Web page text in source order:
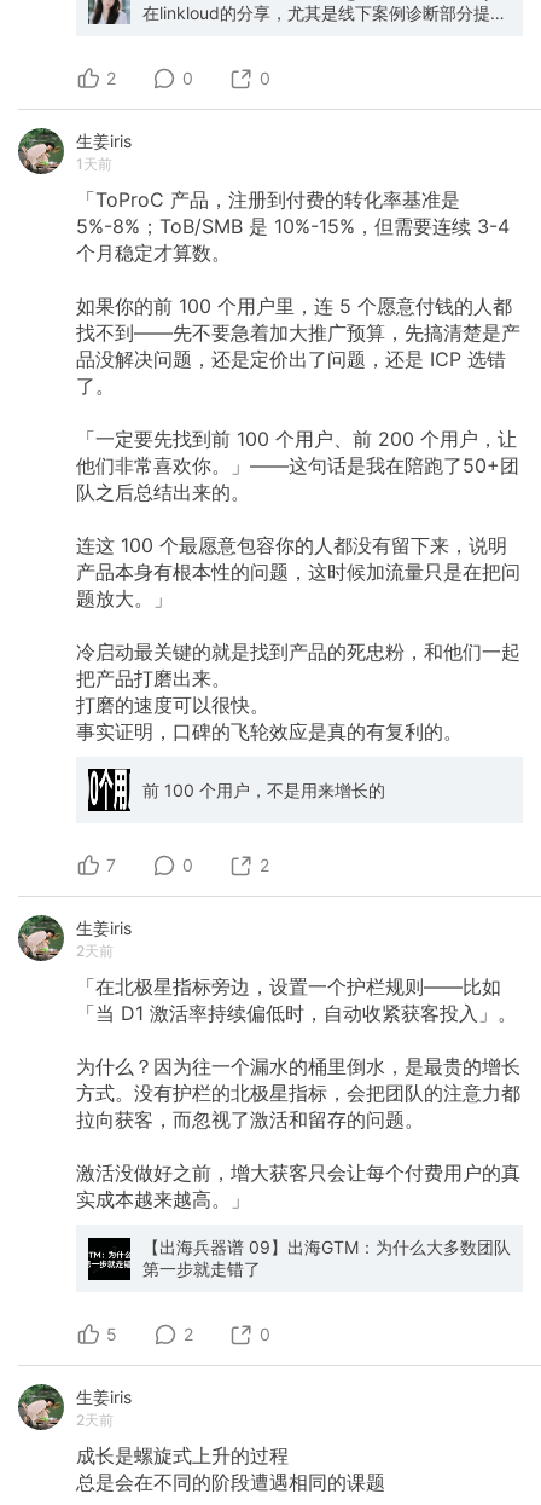
在linkloud的分享，尤其是线下案例诊断部分提到
上一些我的想法延伸。 核心约束​：$2,000 预算
insforge的竞品是Supabase，最近接触了很多产
品后真的会出现感觉全世界都跟自家是竞争关系
的感觉，回顾这点真的立马警醒。） 分析竞品官
网迭代历史和强调的核心切口 找出竞品在社媒
道和内容主题 （最近给别人做咨询也提出不要过
度发散研究的竞品渠道，收敛出最核心的深挖
先） 反向思考​： 竞品忽略的小众场景 = 你的蓝海
切口 竞品覆盖的宽泛词 = 你的长尾词机会 1.2 付
做调研，只要在产品外而非内部，没有付费用户
的数据支撑判断，很多分析出的“武器”都是空谈）
关键问题​（先分析现有/目标付费用户）： 他们是
谁​？（职位、公司规模、行业） 为什么付费​？
产品的入口） 使用场景是什么​？（具体的工作流
痛点） 输出​：免费用户 vs 付费用户是否同一群
体 如果不同 → 分别设计获客策略 如果相同 → 找
付费转化的触发点 1.3 场景精准化原则 问题​：
向下钻一级，找具体场景 泛化场景（竞争激烈）:
├─ 「长视频剪辑」 ├─ 「企业AI工具」 └─ 「内
容创作辅助」 具体场景（长尾词，易排名）: ├─
「电商商品宣传视频制作」 ├─ 「小红书卖家图
视频」 ├─ 「广告片快速制作」 ├─ 「直播片段
比如insforge是agent-native的后端平台，其实不
解起来就会快一些。 以及这两天去小红书蹭了下
workbuddy工作台的热度，对外说可以解决
最多 - 对标营收贡献度最高 用户明确 - 有具体的
职位、部门、行业标签 需求刚性 - 高频、高付费
收获​： 高价值用户（单价高）​​： 成长型工作室/
团队 - 从小就让他们用，建立深度信任 随着他们
规模扩大，自然升级为高价值付费客户 获取成本
投入高，但长期价值最大 长尾用户（单价低数量
自博主推荐、社群口碑、内容发现 个别用户价值
低，但规模化后收入可观 地域差异化机会​： 找不
同地域/市场的独特优势 本土化定位（而非全球统
（高价值）：「成长型团队」- 月均付费 $ 美金 -
转化路径：长期培育 ICP2​（长尾）：「个人开发
域特性 核心痛点与成功指标 付费意愿、决策流
程、购买频率 如何从免费 → 试用 → 付费的转化
1.4和1.5的挖掘梳理还远远不够。 第二阶段：定
位与叙事 2.1 30秒定位（针对不同受众） 针对不
同对象的简洁阐述： 给目标用户​：「帮[具体用
2 0 0
生姜iris
1天前
「ToProC 产品，注册到付费的转化率基准是
5%-8%；ToB/SMB 是 10%-15%，但需要连续 3-4
个月稳定才算数。
如果你的前 100 个用户里，连 5 个愿意付钱的人都
找不到——先不要急着加大推广预算，先搞清楚是产
品没解决问题，还是定价出了问题，还是 ICP 选错
了。
「一定要先找到前 100 个用户、前 200 个用户，让
他们非常喜欢你。」——这句话是我在陪跑了50+团
队之后总结出来的。
连这 100 个最愿意包容你的人都没有留下来，说明
产品本身有根本性的问题，这时候加流量只是在把问
题放大。」
冷启动最关键的就是找到产品的死忠粉，和他们一起
把产品打磨出来。
打磨的速度可以很快。
事实证明，口碑的飞轮效应是真的有复利的。
前 100 个用户，不是用来增长的
7 0 2
生姜iris
2天前
「在北极星指标旁边，设置一个护栏规则——比如
「当 D1 激活率持续偏低时，自动收紧获客投入」。
为什么？因为往一个漏水的桶里倒水，是最贵的增长
方式。没有护栏的北极星指标，会把团队的注意力都
拉向获客，而忽视了激活和留存的问题。
激活没做好之前，增大获客只会让每个付费用户的真
实成本越来越高。」
【出海兵器谱 09】出海GTM：为什么大多数团队
第一步就走错了
5 2 0
生姜iris
2天前
成长是螺旋式上升的过程
总是会在不同的阶段遭遇相同的课题